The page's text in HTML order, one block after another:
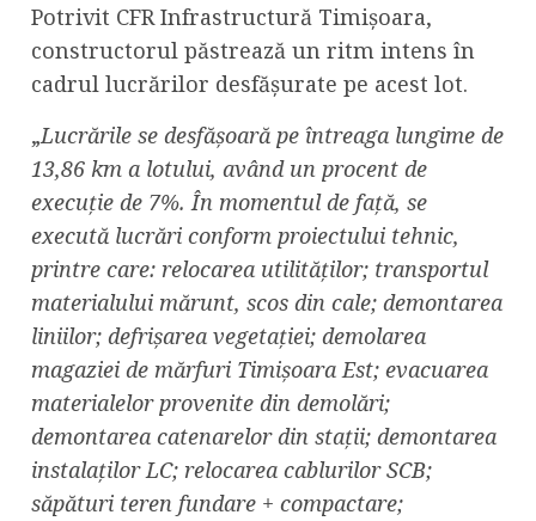
Potrivit CFR Infrastructură Timișoara,
constructorul păstrează un ritm intens în
cadrul lucrărilor desfășurate pe acest lot.
„Lucrările se desfășoară pe întreaga lungime de
13,86 km a lotului, având un procent de
execuție de 7%. În momentul de față, se
execută lucrări conform proiectului tehnic,
printre care: relocarea utilităților; transportul
materialului mărunt, scos din cale; demontarea
liniilor; defrișarea vegetației; demolarea
magaziei de mărfuri Timișoara Est; evacuarea
materialelor provenite din demolări;
demontarea catenarelor din stații; demontarea
instalaților LC; relocarea cablurilor SCB;
săpături teren fundare + compactare;